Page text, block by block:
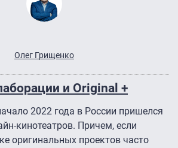
Олег Грищенко
и Original +
2022 года в России пришелся
кинотеатров. Причем, если
оригинальных проектов часто